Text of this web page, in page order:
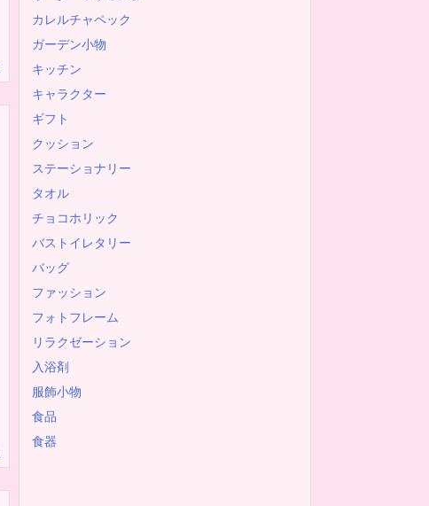
カレルチャペック
ガーデン小物
キッチン
キャラクター
ギフト
クッション
ステーショナリー
タオル
チョコホリック
バストイレタリー
バッグ
ファッション
フォトフレーム
リラクゼーション
入浴剤
服飾小物
食品
食器